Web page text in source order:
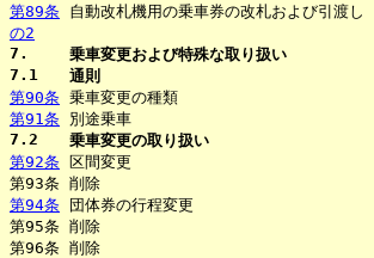
第89条
の2
自動改札機用の乗車券の改札および引渡し
7.
乗車変更および特殊な取り扱い
7.1
通則
第90条 乗車変更の種類
第91条 別途乗車
7.2
乗車変更の取り扱い
第92条 区間変更
第93条 削除
第94条
団体券の行程変更
第95条 削除
第96条 削除